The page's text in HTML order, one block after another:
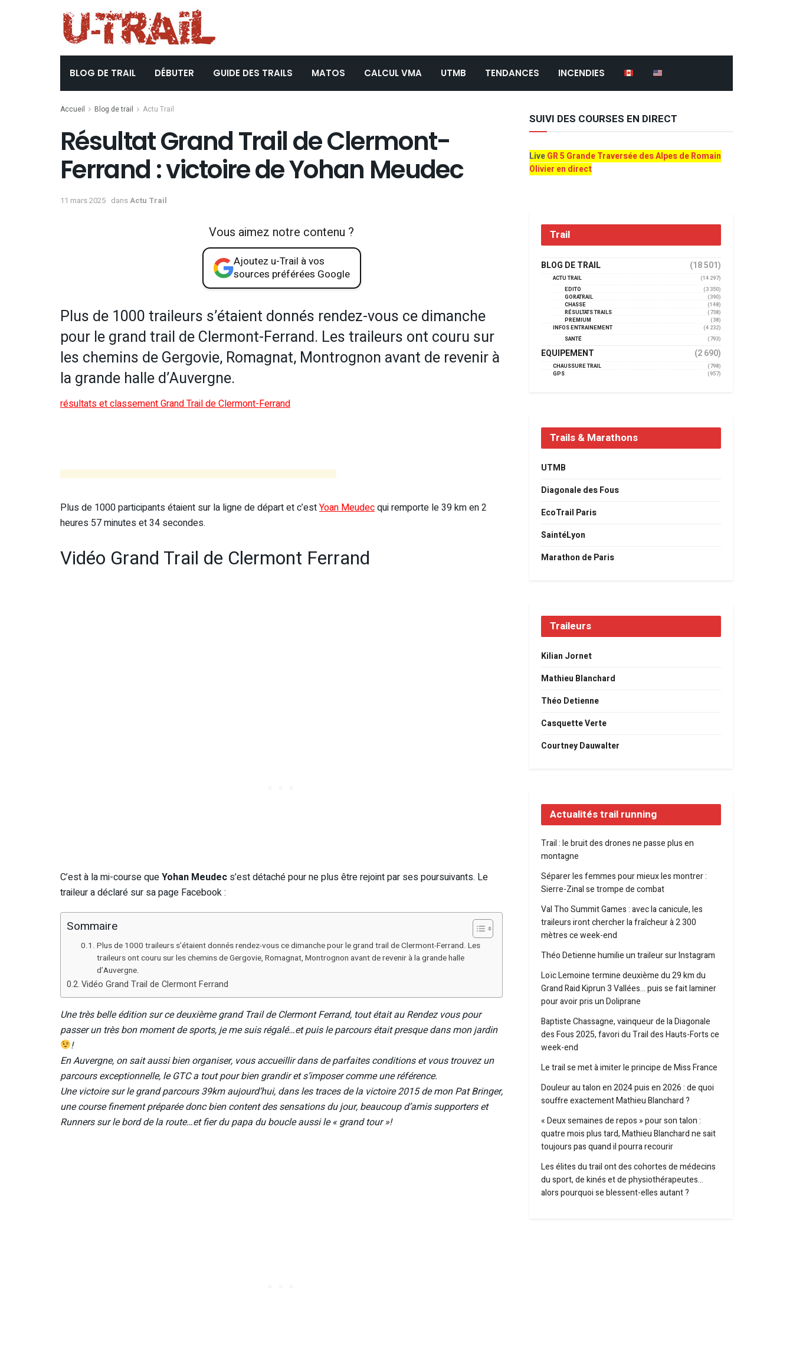
BLOG DE TRAIL DÉBUTER GUIDE DES TRAILS MATOS CALCUL VMA UTMB TENDANCES INCENDIES
Accueil Blog de trail Actu Trail
Résultat Grand Trail de Clermont-
Ferrand : victoire de Yohan Meudec
11 mars 2025 dansActu Trail
Vous aimez notre contenu ?
Ajoutez u-Trail à vos
sources préférées Google
Plus de 1000 traileurs s’étaient donnés rendez-vous ce dimanche
pour le grand trail de Clermont-Ferrand. Les traileurs ont couru sur
les chemins de Gergovie, Romagnat, Montrognon avant de revenir à
la grande halle d’Auvergne.
résultats et classement Grand Trail de Clermont-Ferrand
Plus de 1000 participants étaient sur la ligne de départ et c’estYoan Meudecqui remporte le 39 km en 2
heures 57 minutes et 34 secondes.
Vidéo Grand Trail de Clermont Ferrand
C’est à la mi-course queYohan Meudec s’est détaché pour ne plus être rejoint par ses poursuivants. Le
traileur a déclaré sur sa page Facebook :
Sommaire
Plus de 1000 traileurs s’étaient donnés rendez-vous ce dimanche pour le grand trail de Clermont-Ferrand. Les
traileurs ont couru sur les chemins de Gergovie, Romagnat, Montrognon avant de revenir à la grande halle
d’Auvergne.
Vidéo Grand Trail de Clermont Ferrand
Une très belle édition sur ce deuxième grand Trail de Clermont Ferrand, tout était au Rendez vous pour
passer un très bon moment de sports, je me suis régalé…et puis le parcours était presque dans mon jardin
!
En Auvergne, on sait aussi bien organiser, vous accueillir dans de parfaites conditions et vous trouvez un
parcours exceptionnelle, le GTC a tout pour bien grandir et s’imposer comme une référence.
Une victoire sur le grand parcours 39km aujourd’hui, dans les traces de la victoire 2015 de mon Pat Bringer,
une course finement préparée donc bien content des sensations du jour, beaucoup d’amis supporters et
Runners sur le bord de la route…et fier du papa du boucle aussi le « grand tour »!
SUIVI DES COURSES EN DIRECT
LiveGR 5 Grande Traversée des Alpes de Romain
Olivier en direct
Trail
BLOG DE TRAIL (18 501)
ACTU TRAIL
(14 297)
EDITO
(3 350)
GORATRAIL
(390)
CHASSE
(148)
RÉSULTATS TRAILS
(738)
PREMIUM
(38)
INFOS ENTRAINEMENT
(4 232)
SANTÉ
(793)
EQUIPEMENT (2 690)
CHAUSSURE TRAIL
(798)
GPS
(957)
Trails & Marathons
UTMB
Diagonale des Fous
EcoTrail Paris
SaintéLyon
Marathon de Paris
Traileurs
Kilian Jornet
Mathieu Blanchard
Théo Detienne
Casquette Verte
Courtney Dauwalter
Actualités trail running
Trail : le bruit des drones ne passe plus en
montagne
Séparer les femmes pour mieux les montrer :
Sierre-Zinal se trompe de combat
Val Tho Summit Games : avec la canicule, les
traileurs iront chercher la fraîcheur à 2 300
mètres ce week-end
Théo Detienne humilie un traileur sur Instagram
Loïc Lemoine termine deuxième du 29 km du
Grand Raid Kiprun 3 Vallées… puis se fait laminer
pour avoir pris un Doliprane
Baptiste Chassagne, vainqueur de la Diagonale
des Fous 2025, favori du Trail des Hauts-Forts ce
week-end
Le trail se met à imiter le principe de Miss France
Douleur au talon en 2024 puis en 2026 : de quoi
souffre exactement Mathieu Blanchard ?
« Deux semaines de repos » pour son talon :
quatre mois plus tard, Mathieu Blanchard ne sait
toujours pas quand il pourra recourir
Les élites du trail ont des cohortes de médecins
du sport, de kinés et de physiothérapeutes…
alors pourquoi se blessent-elles autant ?